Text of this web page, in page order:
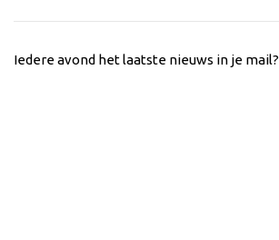
Iedere avond het laatste nieuws in je mail?